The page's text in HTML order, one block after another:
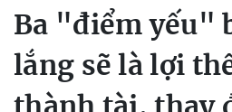
Ba "điểm yếu"
lắng sẽ là lợi